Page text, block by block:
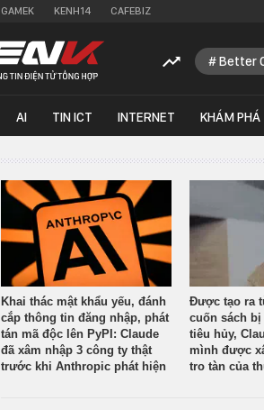
GAMEK KENH14 CAFEBIZ
Better
AI TIN ICT INTERNET KHÁM PHÁ
Khai thác mật khẩu yếu, đánh
cắp thông tin đăng nhập, phát
tán mã độc lên PyPI: Claude
đã xâm nhập 3 công ty thật
trước khi Anthropic phát hiện
Được tạo ra
cuốn sách
tiêu hủy,
mình được
tro tàn của